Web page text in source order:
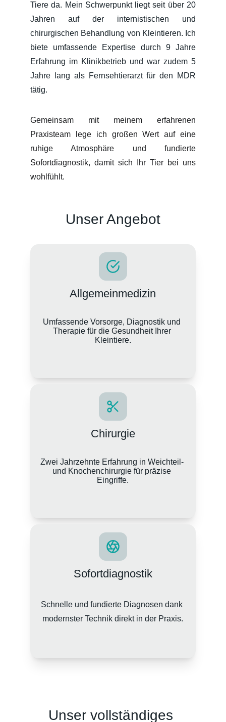
Tiere da. Mein Schwerpunkt liegt seit über 20
Jahren auf der internistischen und
chirurgischen Behandlung von Kleintieren. Ich
biete umfassende Expertise durch 9 Jahre
Erfahrung im Klinikbetrieb und war zudem 5
Jahre lang als Fernsehtierarzt für den MDR
tätig.
Gemeinsam mit meinem erfahrenen
Praxisteam lege ich großen Wert auf eine
ruhige Atmosphäre und fundierte
Sofortdiagnostik, damit sich Ihr Tier bei uns
wohlfühlt.
Unser Angebot
Allgemeinmedizin
Chirurgie
Sofortdiagnostik
Umfassende Vorsorge, Diagnostik und
Therapie für die Gesundheit Ihrer
Kleintiere.
Zwei Jahrzehnte Erfahrung in Weichteil-
und Knochenchirurgie für präzise
Eingriffe.
Schnelle und fundierte Diagnosen dank
modernster Technik direkt in der Praxis.
Unser vollständiges